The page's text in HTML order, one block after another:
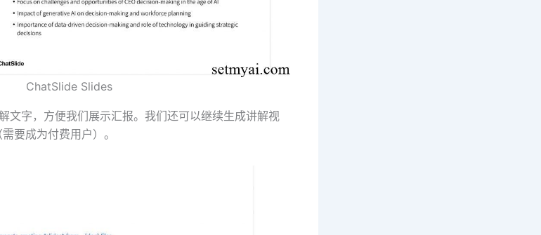
ChatSlide Slides
文字，方便我们展示汇报。我们还可以继续生成讲解视
要成为付费用户）。